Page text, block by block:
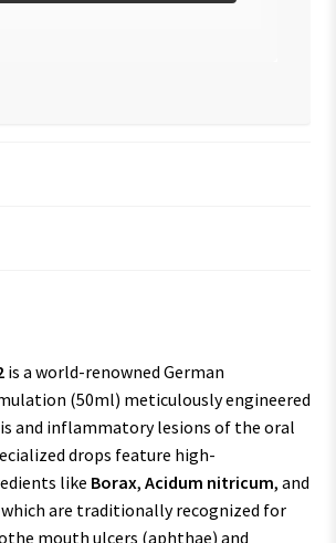
is a world-renowned German
(50ml) meticulously engineered
and inflammatory lesions of the oral
drops feature high-
like Borax, Acidum nitricum, and
are traditionally recognized for
mouth ulcers (aphthae) and